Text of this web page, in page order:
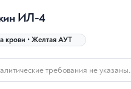
ИЛ-4
крови • Желтая АУТ
требования не указаны.